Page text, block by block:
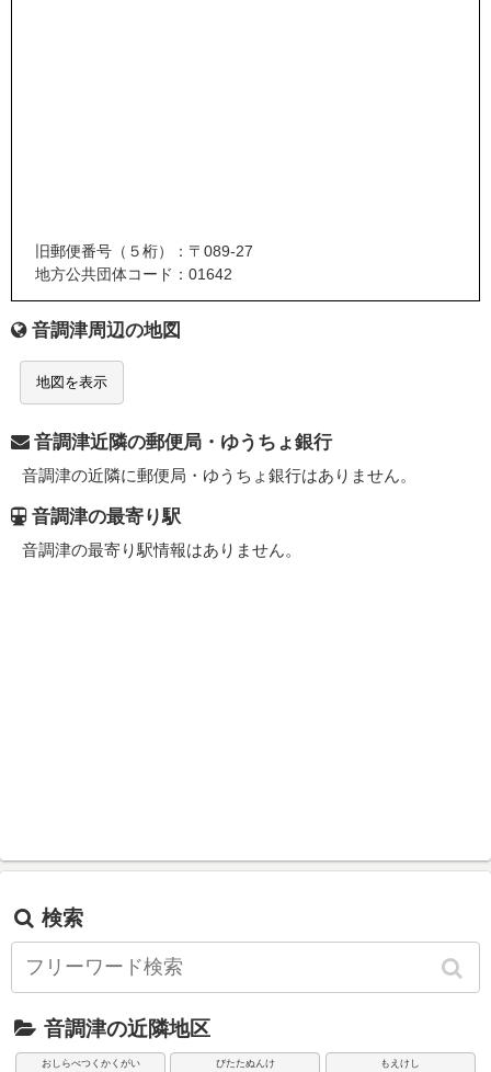
旧郵便番号（５桁）：〒089-27
地方公共団体コード：01642
音調津周辺の地図
地図を表示
音調津近隣の郵便局・ゆうちょ銀行
音調津の近隣に郵便局・ゆうちょ銀行はありません。
音調津の最寄り駅
音調津の最寄り駅情報はありません。
検索
音調津の近隣地区
おしらべつくかくがい びたたぬんけ もえけし